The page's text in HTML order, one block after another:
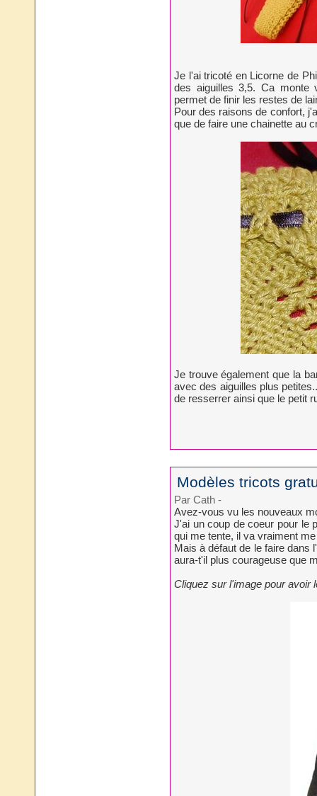
Je l'ai tricoté en Licorne de
des aiguilles 3,5. Ca
permet de finir les restes de
Pour des raisons de confort,
que de faire une chainette au
Je trouve également que la
avec des aiguilles plus
de resserrer ainsi que le petit
Modèles tricots
Par Cath -
Avez-vous vu les nouveaux
J'ai un coup de coeur pour le
qui me tente, il va vraiment
Mais à défaut de le faire dans
aura-t'il plus courageuse que
Cliquez sur l'image pour avoir